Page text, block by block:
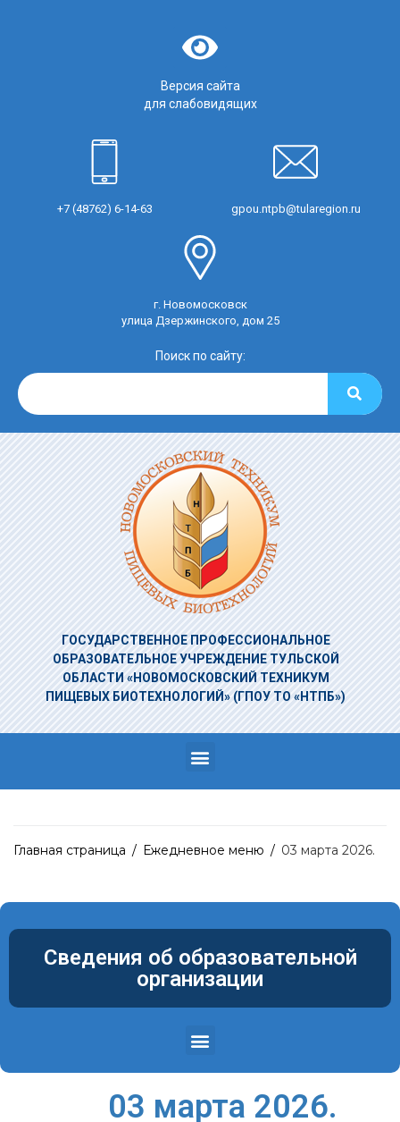
Версия сайта
для слабовидящих
+7 (48762) 6-14-63 gpou.ntpb@tularegion.ru
г. Новомосковск
улица Дзержинского, дом 25
Поиск по сайту:
ГОСУДАРСТВЕННОЕ ПРОФЕССИОНАЛЬНОЕ
ОБРАЗОВАТЕЛЬНОЕ УЧРЕЖДЕНИЕТУЛЬСКОЙ
ОБЛАСТИ «НОВОМОСКОВСКИЙ ТЕХНИКУМ
ПИЩЕВЫХ БИОТЕХНОЛОГИЙ» (ГПОУ ТО «НТПБ»)
Главная страница / Ежедневное меню / 03 марта 2026.
Сведения об образовательной
организации
03 марта 2026.